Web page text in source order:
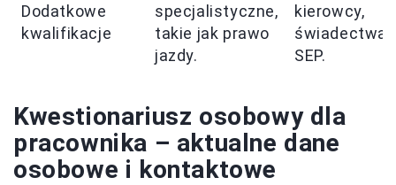
Dodatkowe
kwalifikacje
specjalistyczne,
takie jak prawo
jazdy.
kierowcy,
świadectwa
SEP.
Kwestionariusz osobowy dla
pracownika – aktualne dane
osobowe i kontaktowe